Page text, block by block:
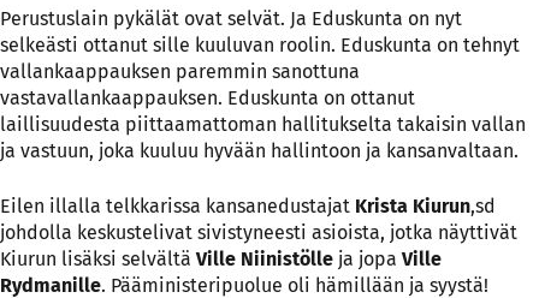
Perustuslain pykälät ovat selvät. Ja Eduskunta on nyt
selkeästi ottanut sille kuuluvan roolin. Eduskunta on tehnyt
vallankaappauksen paremmin sanottuna
vastavallankaappauksen. Eduskunta on ottanut
laillisuudesta piittaamattoman hallitukselta takaisin vallan
ja vastuun, joka kuuluu hyvään hallintoon ja kansanvaltaan.
Eilen illalla telkkarissa kansanedustajat Krista Kiurun,sd
johdolla keskustelivat sivistyneesti asioista, jotka näyttivät
Kiurun lisäksi selvältä Ville Niinistölle ja jopa Ville
Rydmanille. Pääministeripuolue oli hämillään ja syystä!